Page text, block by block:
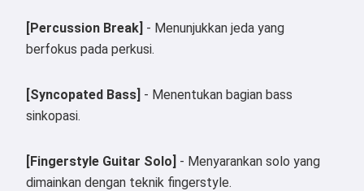
[Percussion Break] - Menunjukkan jeda yang
berfokus pada perkusi.
[Syncopated Bass] - Menentukan bagian bass
sinkopasi.
[Fingerstyle Guitar Solo] - Menyarankan solo yang
dimainkan dengan teknik fingerstyle.